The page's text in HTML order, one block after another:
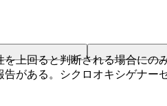
上回ると判断される場合に
がある。シクロオキシゲナ